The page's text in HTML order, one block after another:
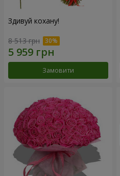
Здивуй кохану!
8 513 грн
Замовити